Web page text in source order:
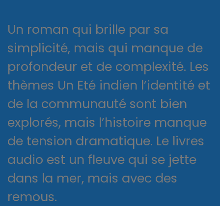
Un roman qui brille par sa
simplicité, mais qui manque de
profondeur et de complexité. Les
thèmes Un Eté indien l’identité et
de la communauté sont bien
explorés, mais l’histoire manque
de tension dramatique. Le livres
audio est un fleuve qui se jette
dans la mer, mais avec des
remous.